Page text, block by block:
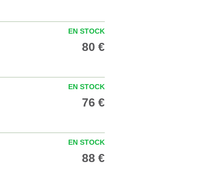
EN STOCK
80 €
EN STOCK
76 €
EN STOCK
88 €